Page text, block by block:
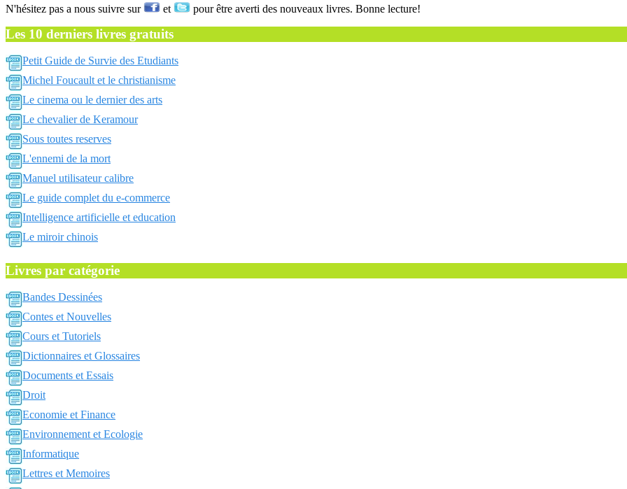
N'hésitez pas a nous suivre sur et pour être averti des nouveaux livres. Bonne lecture!
Les 10 derniers livres gratuits
Petit Guide de Survie des Etudiants
Michel Foucault et le christianisme
Le cinema ou le dernier des arts
Le chevalier de Keramour
Sous toutes reserves
L'ennemi de la mort
Manuel utilisateur calibre
Le guide complet du e-commerce
Intelligence artificielle et education
Le miroir chinois
Livres par catégorie
Bandes Dessinées
Contes et Nouvelles
Cours et Tutoriels
Dictionnaires et Glossaires
Documents et Essais
Droit
Economie et Finance
Environnement et Ecologie
Informatique
Lettres et Memoires